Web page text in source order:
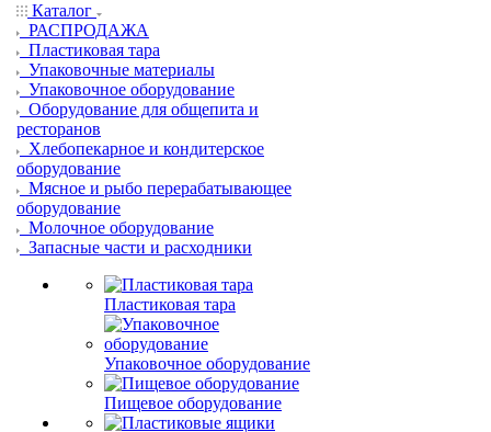
Каталог
РАСПРОДАЖА
Пластиковая тара
Упаковочные материалы
Упаковочное оборудование
Оборудование для общепита и
ресторанов
Хлебопекарное и кондитерское
оборудование
Мясное и рыбо перерабатывающее
оборудование
Молочное оборудование
Запасные части и расходники
Пластиковая тара
Упаковочное оборудование
Пищевое оборудование